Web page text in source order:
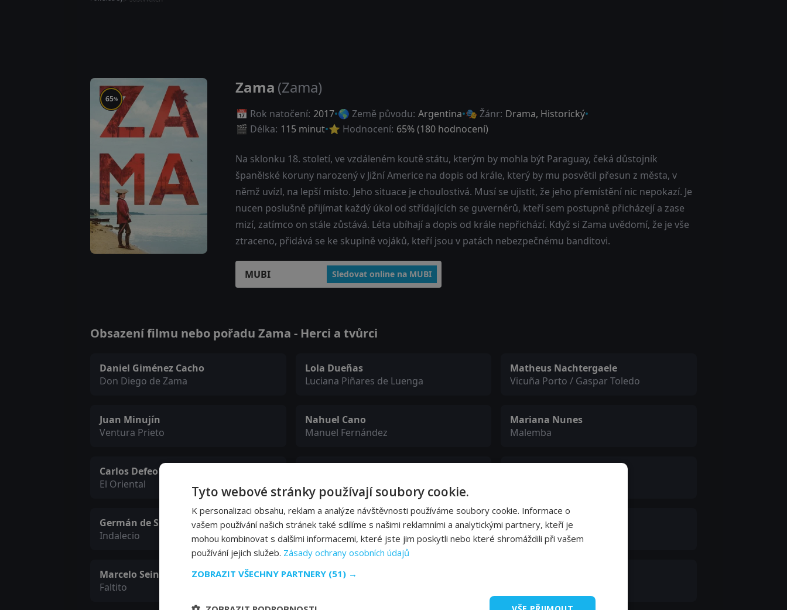
65%
Zama (Zama)
📅 Rok natočení: 2017 🌎 Země původu: Argentina 🎭 Žánr: Drama, Historický
🎬 Délka: 115 minut ⭐ Hodnocení: 65% (180 hodnocení)
Na sklonku 18. století, ve vzdáleném koutě státu, kterým by mohla být Paraguay, čeká důstojník
španělské koruny narozený v Jižní Americe na dopis od krále, který by mu posvětil přesun z města, v
němž uvízl, na lepší místo. Jeho situace je choulostivá. Musí se ujistit, že jeho přemístění nic nepokazí. Je
nucen poslušně přijímat každý úkol od střídajících se guvernérů, kteří sem postupně přicházejí a zase
mizí, zatímco on stále zůstává. Léta ubíhají a dopis od krále nepřichází. Když si Zama uvědomí, že je vše
ztraceno, přidává se ke skupině vojáků, kteří jsou v patách nebezpečnému banditovi.
MUBI Sledovat online na MUBI
Obsazení filmu nebo pořadu Zama - Herci a tvůrci
Daniel Giménez Cacho
Don Diego de Zama
Lola Dueñas
Luciana Piñares de Luenga
Matheus Nachtergaele
Vicuña Porto / Gaspar Toledo
Juan Minujín
Ventura Prieto
Nahuel Cano
Manuel Fernández
Mariana Nunes
Malemba
Carlos Defeo
El Oriental
Capitán Hipólito Parrilla
Germán de Silva
Indalecio
Willy Lemos
Obispo
Vando Villamil
Ministro Contador
Marcelo Sein
Faltito
Gustavo Böhm
Tyto webové stránky používají soubory cookie.
K personalizaci obsahu, reklam a analýze návštěvnosti používáme soubory cookie. Informace o
vašem používání našich stránek také sdílíme s našimi reklamními a analytickými partnery, kteří je
mohou kombinovat s dalšími informacemi, které jste jim poskytli nebo které shromáždili při vašem
používání jejich služeb. Zásady ochrany osobních údajů
ZOBRAZIT VŠECHNY PARTNERY (51) →